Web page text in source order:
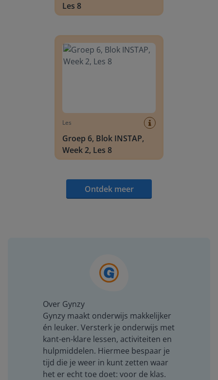
Les 8
Les
Groep 6, Blok INSTAP,
Week 2, Les 8
Ontdek meer
Over Gynzy
Gynzy maakt onderwijs makkelijker
én leuker. Versterk je onderwijs met
kant-en-klare lessen, activiteiten en
hulpmiddelen. Hiermee bespaar je
tijd die je weer in kunt zetten waar
het er echt toe doet: voor de klas.